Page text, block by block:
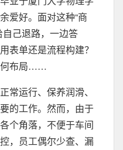
爱好。面对这种“商
自己退路，一边答
表单还是流程构建？
何布局……
常运行、保养润滑、
的工作。然而，由于
个角落，不便于车间
，员工偶尔少查、漏